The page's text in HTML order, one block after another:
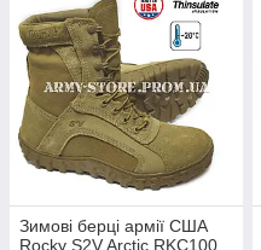
Зимові берці армії США
Rocky S2V Arctic RKC100